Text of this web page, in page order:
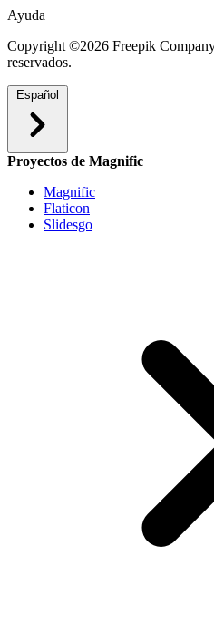
Ayuda
Copyright ©2026 Freepik
reservados.
Español
Proyectos de Magnific
Magnific
Flaticon
Slidesgo